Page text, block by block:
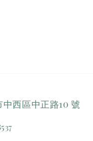
西區中正路10 號